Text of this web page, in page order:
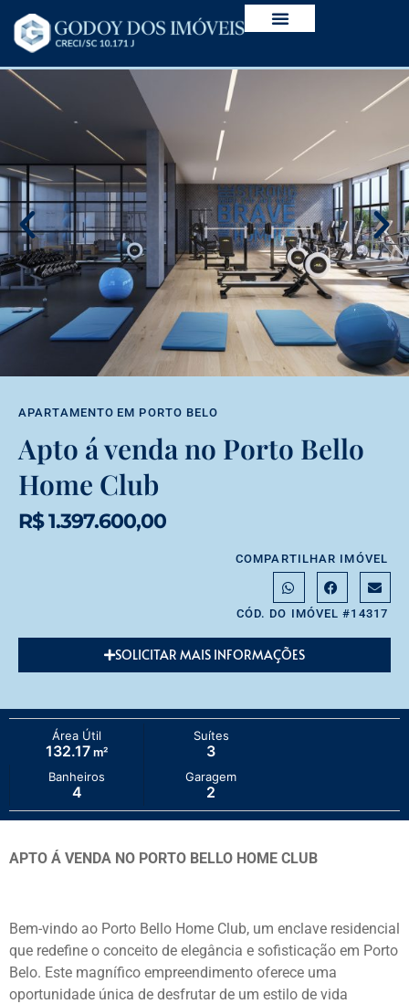
APARTAMENTO EM PORTO BELO
Apto á venda no Porto Bello
Home Club
R$ 1.397.600,00
COMPARTILHAR IMÓVEL
CÓD. DO IMÓVEL #14317
SOLICITAR MAIS INFORMAÇÕES
Área Útil
132.17m²
Suítes
3
Banheiros
4
Garagem
2
APTO Á VENDA NO PORTO BELLO HOME CLUB
Bem-vindo ao Porto Bello Home Club, um enclave residencial
que redefine o conceito de elegância e sofisticação em Porto
Belo. Este magnífico empreendimento oferece uma
oportunidade única de desfrutar de um estilo de vida